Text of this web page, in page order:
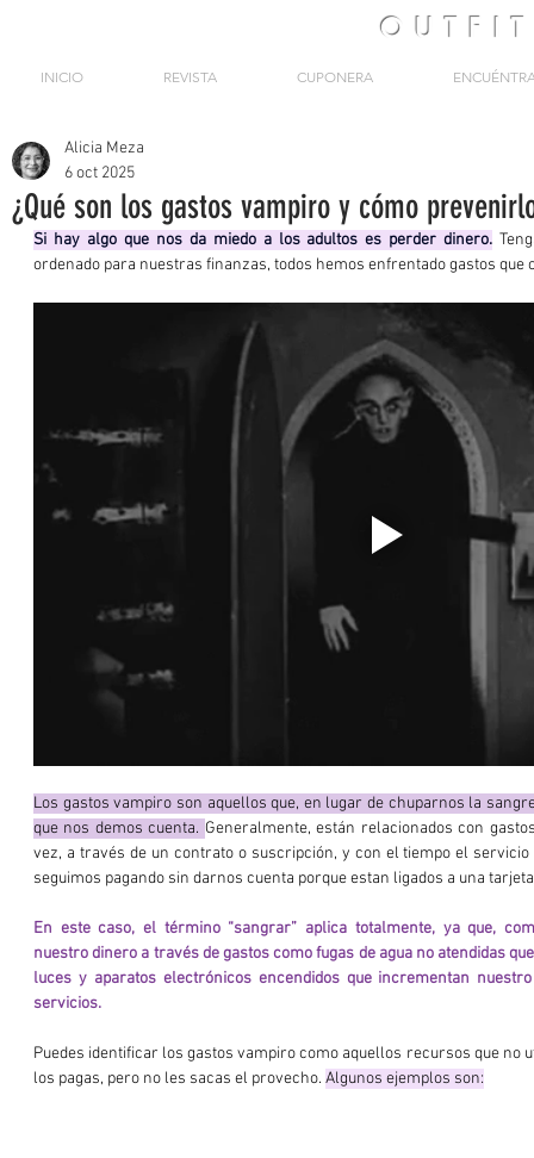
OUTFIT
INICIO REVISTA CUPONERA
¿Qué son los gastos vampiro y cómo
Alicia Meza
6 oct 2025
Si hay algo que nos da miedo a los adultos es perder dinero.
ordenado para nuestras finanzas, todos hemos enfrentado gastos que
Los gastos vampiro son aquellos que, en lugar de chuparnos la
que nos demos cuenta. Generalmente, están relacionados con
vez, a través de un contrato o suscripción, y con el tiempo el
seguimos pagando sin darnos cuenta porque estan ligados a una
En este caso, el término “sangrar” aplica totalmente, ya que,
nuestro dinero a través de gastos como fugas de agua no atendidas
luces y aparatos electrónicos encendidos que incrementan
servicios.
Puedes identificar los gastos vampiro como aquellos recursos que no
los pagas, pero no les sacas el provecho. Algunos ejemplos son: